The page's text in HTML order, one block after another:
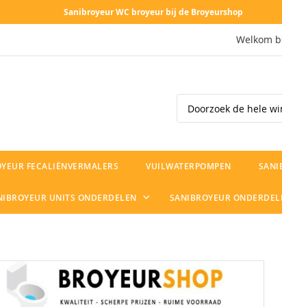
Sanibroyeur WC broyeur bij de Broyeurshop
Welkom
Search
FECALIËNVERMALERS VUILWATERPOMPEN
UNITS ONDERDELEN SANIBROYEUR